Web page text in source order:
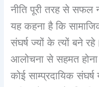
नीति पूरी तरह से सफल
यह कहना है कि
संघर्ष ज्यों के त्यों बने
आलोचना से सहमत
कोई साम्प्रदायिक